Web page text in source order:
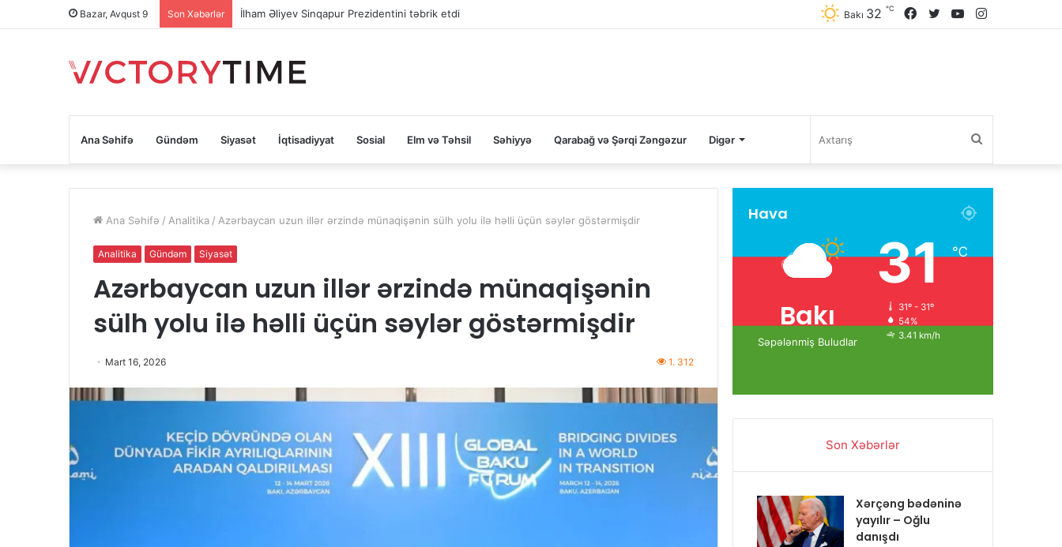
Bazar, Avqust 9 Son Xəbərlər İlham Əliyev Sinqapur Prezidentini təbrik etdi YouTube
Twitter
Facebook
Bakı 32 ℃
Ana Səhifə Gündəm Siyasət İqtisadiyyat Sosial Elm və Təhsil Səhiyyə Qarabağ və Şərqi Zəngəzur Digər
Ana Səhifə / Analitika / Azərbaycan uzun illər ərzində münaqişənin sülh yolu ilə həlli üçün səylər göstərmişdir
Analitika Gündəm Siyasət
Azərbaycan uzun illər ərzində münaqişənin
sülh yolu ilə həlli üçün səylər göstərmişdir
Mart 16, 2026 1. 312
Hava
Bakı
Səpələnmiş Buludlar
31℃
31º - 31º
54%
3.41 km/h
Son Xəbərlər
Xərçəng bədəninə
yayılır – Oğlu
danışdı